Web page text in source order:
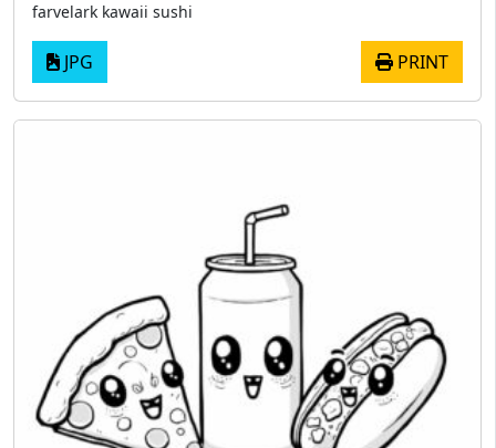
farvelark kawaii sushi
JPG PRINT